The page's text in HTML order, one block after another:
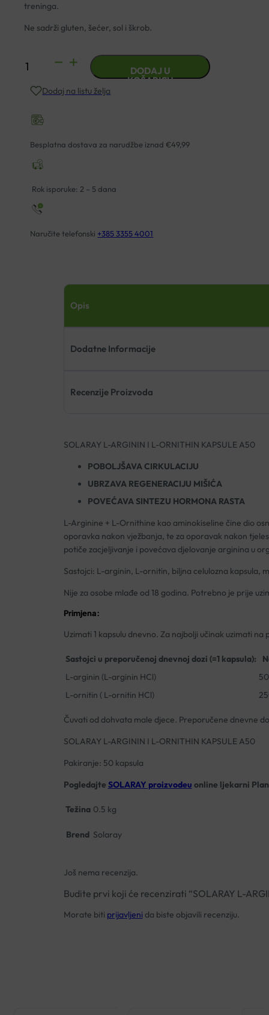
treninga.
Ne sadrži gluten, šećer, sol i škrob.
SOLARAY
ARGININ
L-
ORNITHIN
A50
količina
DODAJ U
KOŠARICU
Dodaj na listu želja
Besplatna dostava za narudžbe iznad €49,99
Rok isporuke: 2 – 5 dana
Naručite telefonski +385 3355 4001
Opis
Dodatne Informacije
Recenzije Proizvoda
SOLARAY L-ARGININ I L-ORNITHIN KAPSULE A50
POBOLJŠAVA CIRKULACIJU
UBRZAVA REGENERACIJU MIŠIĆA
POVEĆAVA SINTEZU HORMONA RASTA
L-Arginine + L-Ornithine kao aminokiseline čine dio
oporavka nakon vježbanja, te za oporavak nakon
potiče zacjeljivanje i povećava djelovanje arginina u
Sastojci: L-arginin, L-ornitin, biljna celulozna kapsula,
Nije za osobe mlađe od 18 godina. Potrebno je prije
Primjena:
Uzimati 1 kapsulu dnevno. Za najbolji učinak uzimati na
Sastojci u preporučenoj dnevnoj dozi (=1 kapsula):
L-arginin (L-arginin HCl)
L-ornitin ( L-ornitin HCl)
Čuvati od dohvata male djece. Preporučene dnevne
SOLARAY L-ARGININ I L-ORNITHIN KAPSULE A50
Pakiranje: 50 kapsula
Pogledajte SOLARAY proizvodeu online ljekarni
Težina 0.5 kg
Brend Solaray
Još nema recenzija.
Budite prvi koji će recenzirati “SOLARAY L-
Morate biti prijavljeni da biste objavili recenziju.